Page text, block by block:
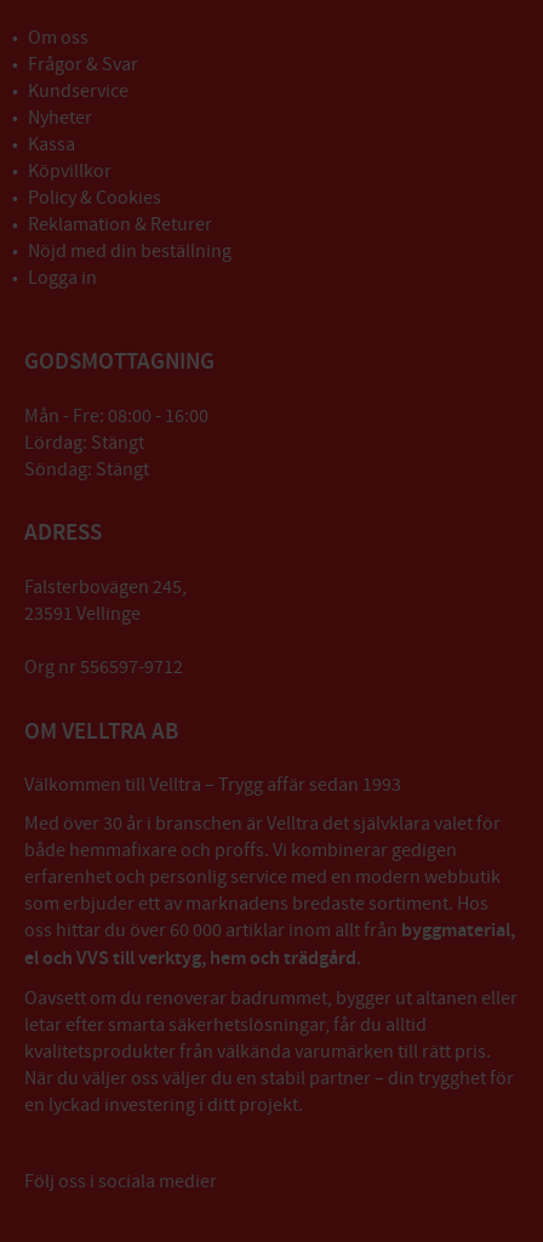
Om oss
Frågor & Svar
Kundservice
Nyheter
Kassa
Köpvillkor
Policy & Cookies
Reklamation & Returer
Nöjd med din beställning
Logga in
GODSMOTTAGNING
Mån - Fre: 08:00 - 16:00
Lördag: Stängt
Söndag: Stängt
ADRESS
Falsterbovägen 245,
23591 Vellinge
Org nr 556597-9712
OM VELLTRA AB
Välkommen till Velltra – Trygg affär sedan 1993
Med över 30 år i branschen är Velltra det självklara valet för
både hemmafixare och proffs. Vi kombinerar gedigen
erfarenhet och personlig service med en modern webbutik
som erbjuder ett av marknadens bredaste sortiment. Hos
oss hittar du över 60 000 artiklar inom allt från byggmaterial,
el och VVS till verktyg, hem och trädgård.
Oavsett om du renoverar badrummet, bygger ut altanen eller
letar efter smarta säkerhetslösningar, får du alltid
kvalitetsprodukter från välkända varumärken till rätt pris.
När du väljer oss väljer du en stabil partner – din trygghet för
en lyckad investering i ditt projekt.
Följ oss i sociala medier